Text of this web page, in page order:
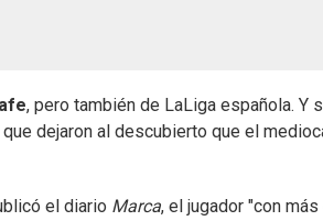
, pero también de LaLiga española. Y
dejaron al descubierto que el
el diario Marca, el jugador "con